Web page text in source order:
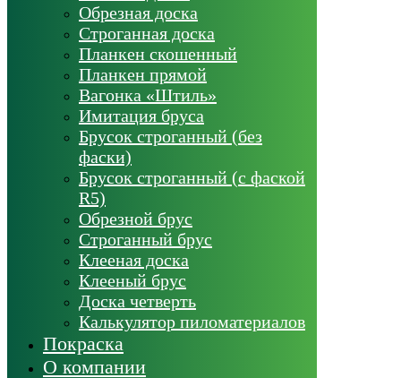
Обрезная доска
Строганная доска
Планкен скошенный
Планкен прямой
Вагонка «Штиль»
Имитация бруса
Брусок строганный (без
фаски)
Брусок строганный (с фаской
R5)
Обрезной брус
Строганный брус
Клееная доска
Клееный брус
Доска четверть
Калькулятор пиломатериалов
Покраска
О компании